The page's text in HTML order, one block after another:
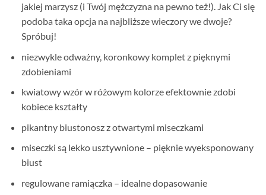
jakiej marzysz (i Twój mężczyzna na pewno też!). Jak Ci się
podoba taka opcja na najbliższe wieczory we dwoje?
Spróbuj!
niezwykle odważny, koronkowy komplet z pięknymi
zdobieniami
kwiatowy wzór w różowym kolorze efektownie zdobi
kobiece kształty
pikantny biustonosz z otwartymi miseczkami
miseczki są lekko usztywnione – pięknie wyeksponowany
biust
regulowane ramiączka – idealne dopasowanie